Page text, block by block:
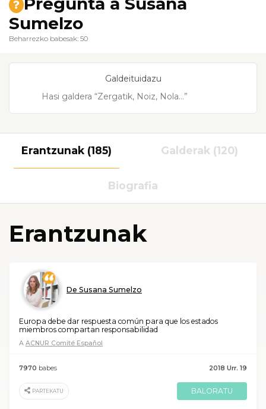
Sumelzo
Beharrezko babesak: 50
Galdeituidazu
Erantzunak (185) Galderak (120)
Biografia
Erantzunak
De Susana Sumelzo
Europa debe dar respuesta común para que los estados
miembros compartan responsabilidad
A ACNUR Comité Español
2018 Urr. 19
7970 babes
PARTEKATU BALORATU